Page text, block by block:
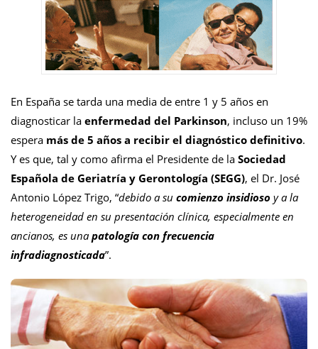
En España se tarda una media de entre 1 y 5 años en
diagnosticar la enfermedad del Parkinson, incluso un 19%
espera más de 5 años a recibir el diagnóstico definitivo.
Y es que, tal y como afirma el Presidente de la Sociedad
Española de Geriatría y Gerontología (SEGG), el Dr. José
Antonio López Trigo, “debido a su comienzo insidioso y a la
heterogeneidad en su presentación clínica, especialmente en
ancianos, es unapatología con frecuencia
infradiagnosticada”.